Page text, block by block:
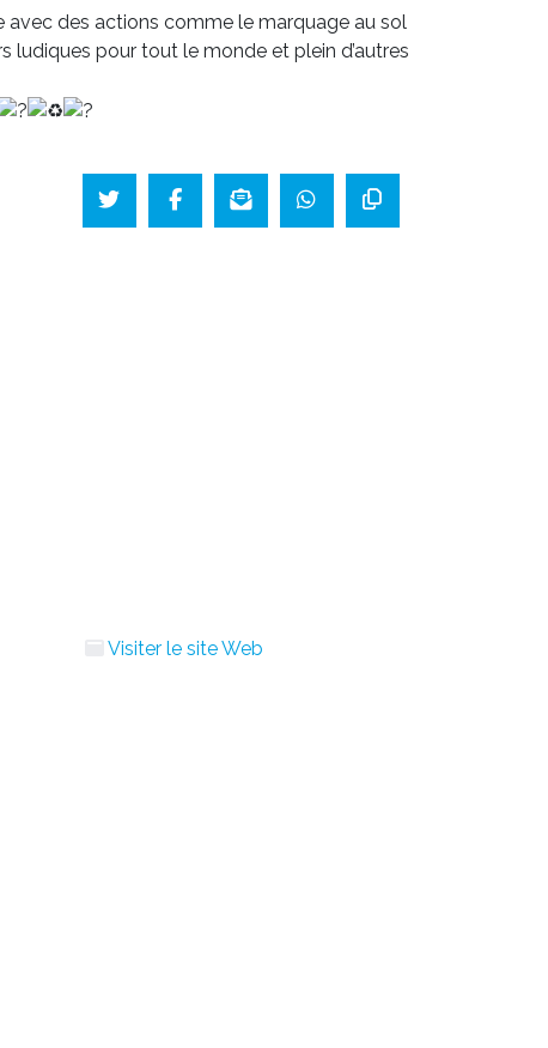
avec des actions comme le marquage au sol
ludiques pour tout le monde et plein d’autres
Visiter le site Web